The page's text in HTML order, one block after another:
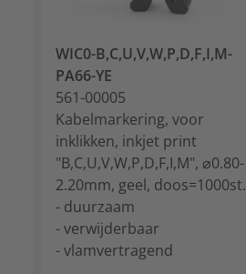
WIC0-B,C,U,V,W,P,D,F,I,M-
PA66-YE
561-00005
Kabelmarkering, voor
inklikken, inkjet print
"B,C,U,V,W,P,D,F,I,M", ⌀0.80-
2.20mm, geel, doos=1000st.
- duurzaam
- verwijderbaar
- vlamvertragend